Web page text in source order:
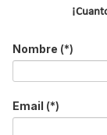
Nombre (*)
Email (*)